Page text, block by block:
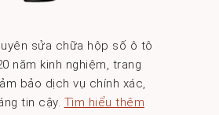
sửa chữa hộp số ô tô
năm kinh nghiệm, trang
bảo dịch vụ chính xác,
tin cậy. Tìm hiểu thêm